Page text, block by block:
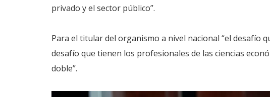
privado y el sector público”.
Para el titular del organismo a nivel nacional “el desafío
desafío que tienen los profesionales de las ciencias
doble”.